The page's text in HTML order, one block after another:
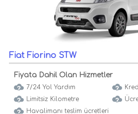
Fiat Fiorino STW
Fiyata Dahil Olan Hizmetler
7/24 Yol Yardım
Limitsiz Kilometre
Havalimanı teslim ücretleri